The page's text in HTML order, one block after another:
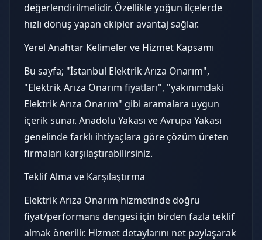
değerlendirilmelidir. Özellikle yoğun ilçelerde
hızlı dönüş yapan ekipler avantaj sağlar.
Yerel Anahtar Kelimeler ve Hizmet Kapsamı
Bu sayfa; "İstanbul Elektrik Arıza Onarım",
"Elektrik Arıza Onarım fiyatları", "yakınımdaki
Elektrik Arıza Onarım" gibi aramalara uygun
içerik sunar. Anadolu Yakası ve Avrupa Yakası
genelinde farklı ihtiyaçlara göre çözüm üreten
firmaları karşılaştırabilirsiniz.
Teklif Alma ve Karşılaştırma
Elektrik Arıza Onarım hizmetinde doğru
fiyat/performans dengesi için birden fazla teklif
almak önerilir. Hizmet detaylarını net paylaşarak